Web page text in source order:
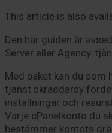
This article is also
Den här guiden är
Server eller Agency-
Med paket kan du som
tjänst skräddarsy
inställningar och
Varje cPanelkonto du
bestämmer kontots